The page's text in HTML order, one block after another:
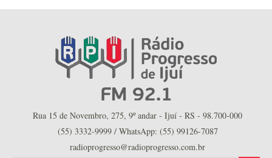
Rua 15 de Novembro, 275, 9º andar - Ijuí - RS - 98.700-000
(55) 3332-9999 / WhatsApp: (55) 99126-7087
radioprogresso@radioprogresso.com.br